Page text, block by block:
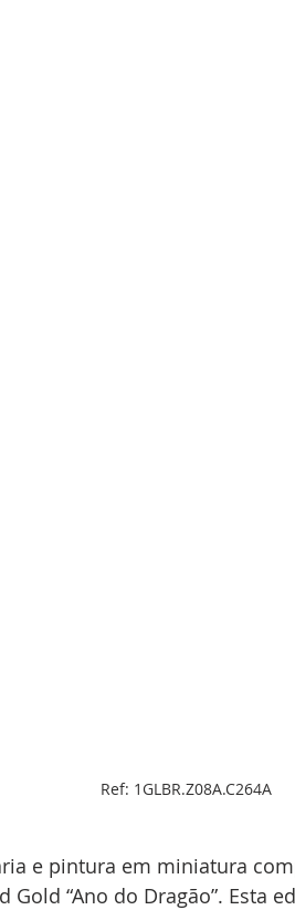
Ref: 1GLBR.Z08A.C264A
e pintura em miniatura
Gold “Ano do Dragão”. Esta